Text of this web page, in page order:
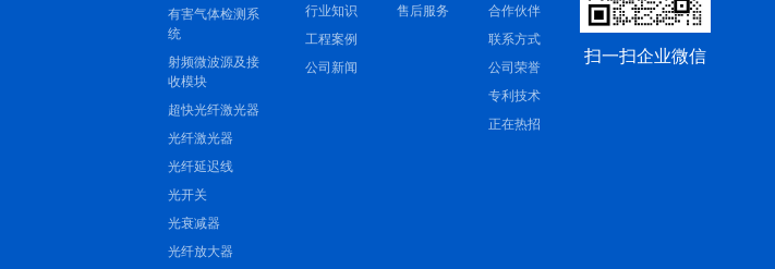
有害气体检测系
统
射频微波源及接
收模块
超快光纤激光器
光纤激光器
光纤延迟线
光开关
光衰减器
光纤放大器
行业知识
工程案例
公司新闻
售后服务
合作伙伴
联系方式
公司荣誉
专利技术
正在热招
扫一扫企业微信